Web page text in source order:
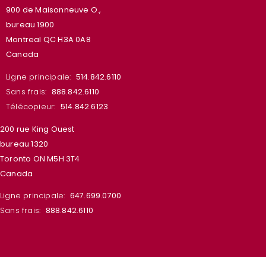
900 de Maisonneuve O.,
bureau 1900
Montreal QC H3A 0A8
Canada
Ligne principale: 514.842.6110
Sans frais: 888.842.6110
Télécopieur: 514.842.6123
200 rue King Ouest
bureau 1320
Toronto ON M5H 3T4
Canada
Ligne principale: 647.699.0700
Sans frais: 888.842.6110